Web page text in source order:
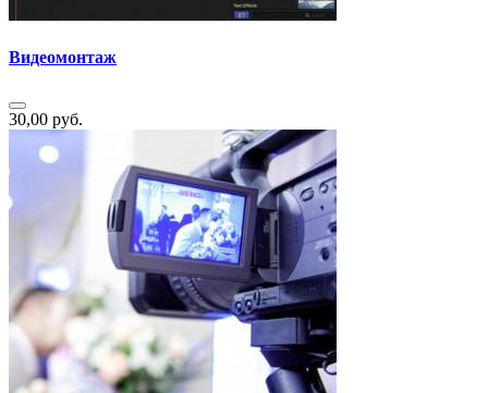
Видеомонтаж
30,00 руб.